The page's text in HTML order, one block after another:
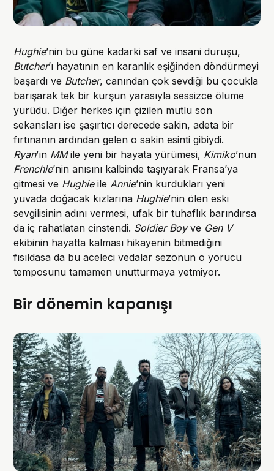
Hughie’nin bu güne kadarki saf ve insani duruşu,
Butcher’ı hayatının en karanlık eşiğinden döndürmeyi
başardı ve Butcher, canından çok sevdiği bu çocukla
barışarak tek bir kurşun yarasıyla sessizce ölüme
yürüdü. Diğer herkes için çizilen mutlu son
sekansları ise şaşırtıcı derecede sakin, adeta bir
fırtınanın ardından gelen o sakin esinti gibiydi.
Ryan’ın MMile yeni bir hayata yürümesi, Kimiko’nun
Frenchie’nin anısını kalbinde taşıyarak Fransa’ya
gitmesi ve Hughieile Annie’nin kurdukları yeni
yuvada doğacak kızlarına Hughie’nin ölen eski
sevgilisinin adını vermesi, ufak bir tuhaflık barındırsa
da iç rahatlatan cinstendi. Soldier Boyve Gen V
ekibinin hayatta kalması hikayenin bitmediğini
fısıldasa da bu aceleci vedalar sezonun o yorucu
temposunu tamamen unutturmaya yetmiyor.
Bir dönemin kapanışı